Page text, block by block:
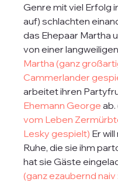
Genre mit viel Erfolg
auf) schlachten
das Ehepaar Martha
von einer
Martha (ganz
Cammerlander
arbeitet ihren
Ehemann George ab.
vom Leben
Lesky gespielt) Er
Ruhe, die sie ihm
hat sie Gäste
(ganz ezaubernd